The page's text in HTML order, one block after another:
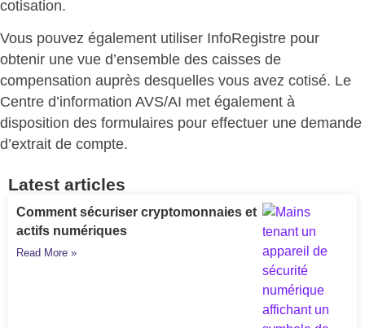
cotisation.
Vous pouvez également utiliser InfoRegistre pour
obtenir une vue d’ensemble des caisses de
compensation auprès desquelles vous avez cotisé. Le
Centre d’information AVS/AI met également à
disposition des formulaires pour effectuer une demande
d’extrait de compte.
Latest articles
Comment sécuriser cryptomonnaies et
actifs numériques
Read More »